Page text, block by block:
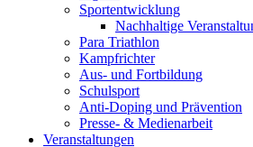
Sportentwicklung
Nachhaltige
Para Triathlon
Kampfrichter
Aus- und Fortbildung
Schulsport
Anti-Doping und Prävention
Presse- & Medienarbeit
Veranstaltungen